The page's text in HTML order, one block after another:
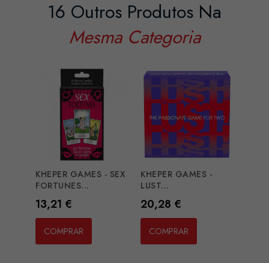
16 Outros Produtos Na
Mesma Categoria
KHEPER GAMES - SEX
FORTUNES...
Preço
13,21 €
COMPRAR
KHEPER GAMES -
LUST...
Preço
20,28 €
COMPRAR